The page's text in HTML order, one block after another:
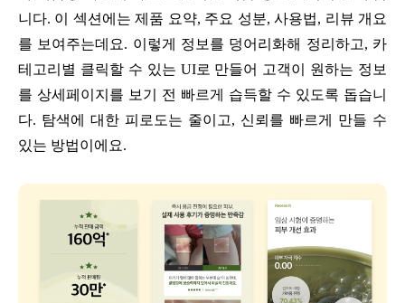
니다. 이 섹션에는 제품 요약, 주요 성분, 사용법, 리뷰 개요
를 보여주는데요. 이렇게 정보를 덩어리화해 정리하고, 카
테고리별 클릭할 수 있는 UI로 만들어 고객이 원하는 정보
를 상세페이지를 보기 전 빠르게 습득할 수 있도록 돕습니
다. 탐색에 대한 피로도는 줄이고, 신뢰를 빠르게 만들 수
있는 방법이에요.